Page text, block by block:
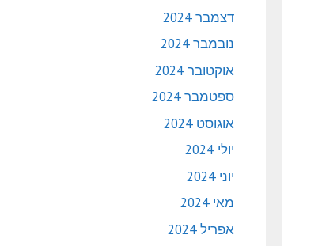
דצמבר 2024
נובמבר 2024
אוקטובר 2024
ספטמבר 2024
אוגוסט 2024
יולי 2024
יוני 2024
מאי 2024
אפריל 2024